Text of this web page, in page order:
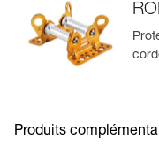
Voir l'historique d'un
fabrication.
Produits